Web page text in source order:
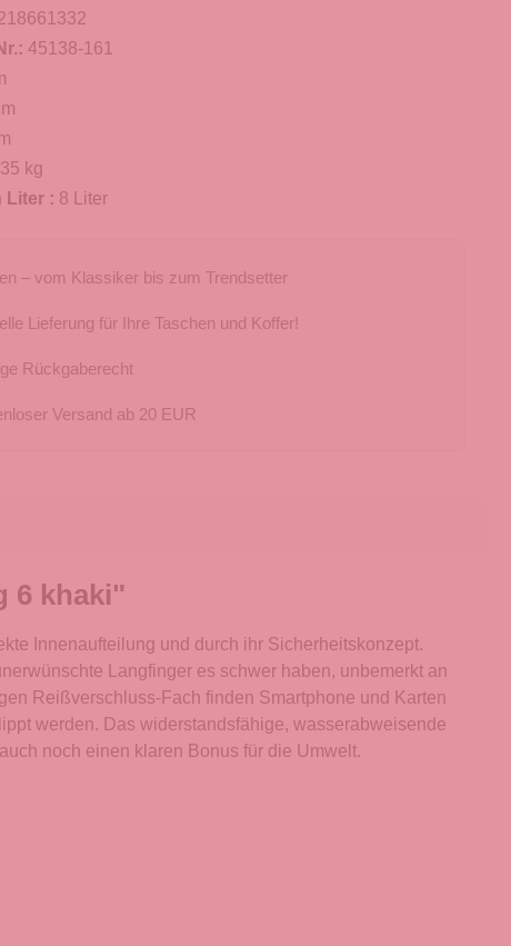
45138-161
kg
Liter : 8 Liter
– vom Klassiker bis zum Trendsetter
Lieferung für Ihre Taschen und Koffer!
Rückgaberecht
Versand ab 20 EUR
6 khaki"
Innenaufteilung und durch ihr Sicherheitskonzept.
Langfinger es schwer haben, unbemerkt an
Reißverschluss-Fach finden Smartphone und Karten
werden. Das widerstandsfähige, wasserabweisende
noch einen klaren Bonus für die Umwelt.